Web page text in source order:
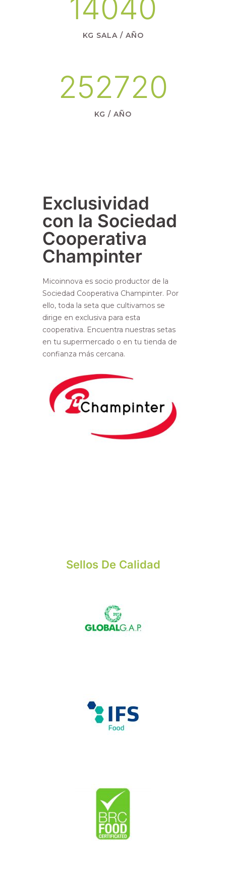
14040
KG SALA / AÑO
252720
KG / AÑO
Exclusividad
con la Sociedad
Cooperativa
Champinter
Micoinnova es socio productor de la
Sociedad Cooperativa Champinter. Por
ello, toda la seta que cultivamos se
dirige en exclusiva para esta
cooperativa. Encuentra nuestras setas
en tu supermercado o en tu tienda de
confianza más cercana.
Sellos De Calidad